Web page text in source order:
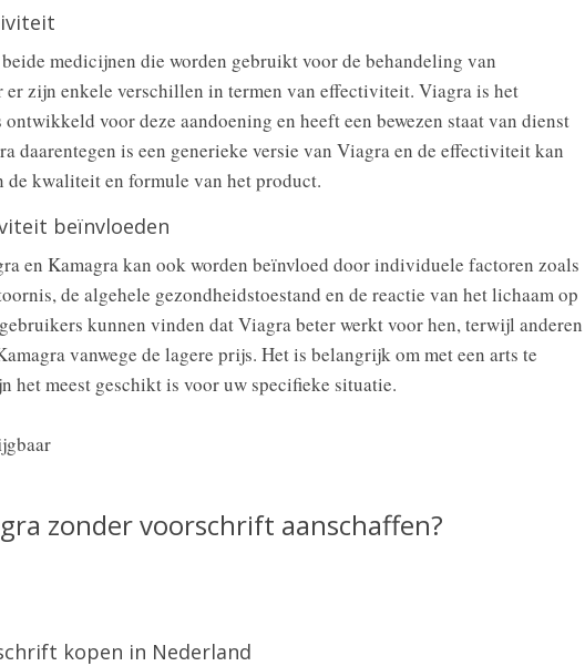
medicijnen die worden gebruikt voor de behandeling van
er zijn enkele verschillen in termen van effectiviteit. Viagra is het
voor deze aandoening en heeft een bewezen staat van dienst
daarentegen is een generieke versie van Viagra en de effectiviteit kan
kwaliteit en formule van het product.
beïnvloeden
en Kamagra kan ook worden beïnvloed door individuele factoren zoals
de algehele gezondheidstoestand en de reactie van het lichaam op
kunnen vinden dat Viagra beter werkt voor hen, terwijl anderen
vanwege de lagere prijs. Het is belangrijk om met een arts te
het meest geschikt is voor uw specifieke situatie.
zonder voorschrift aanschaffen?
kopen in Nederland